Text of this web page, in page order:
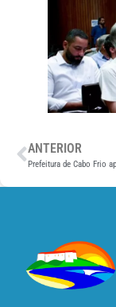
ANTERIOR